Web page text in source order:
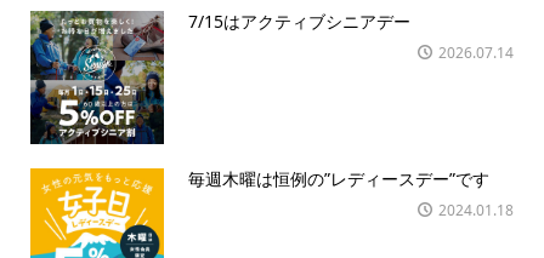
7/15はアクティブシニアデー
2026.07.14
毎週木曜は恒例の”レディースデー”です
2024.01.18